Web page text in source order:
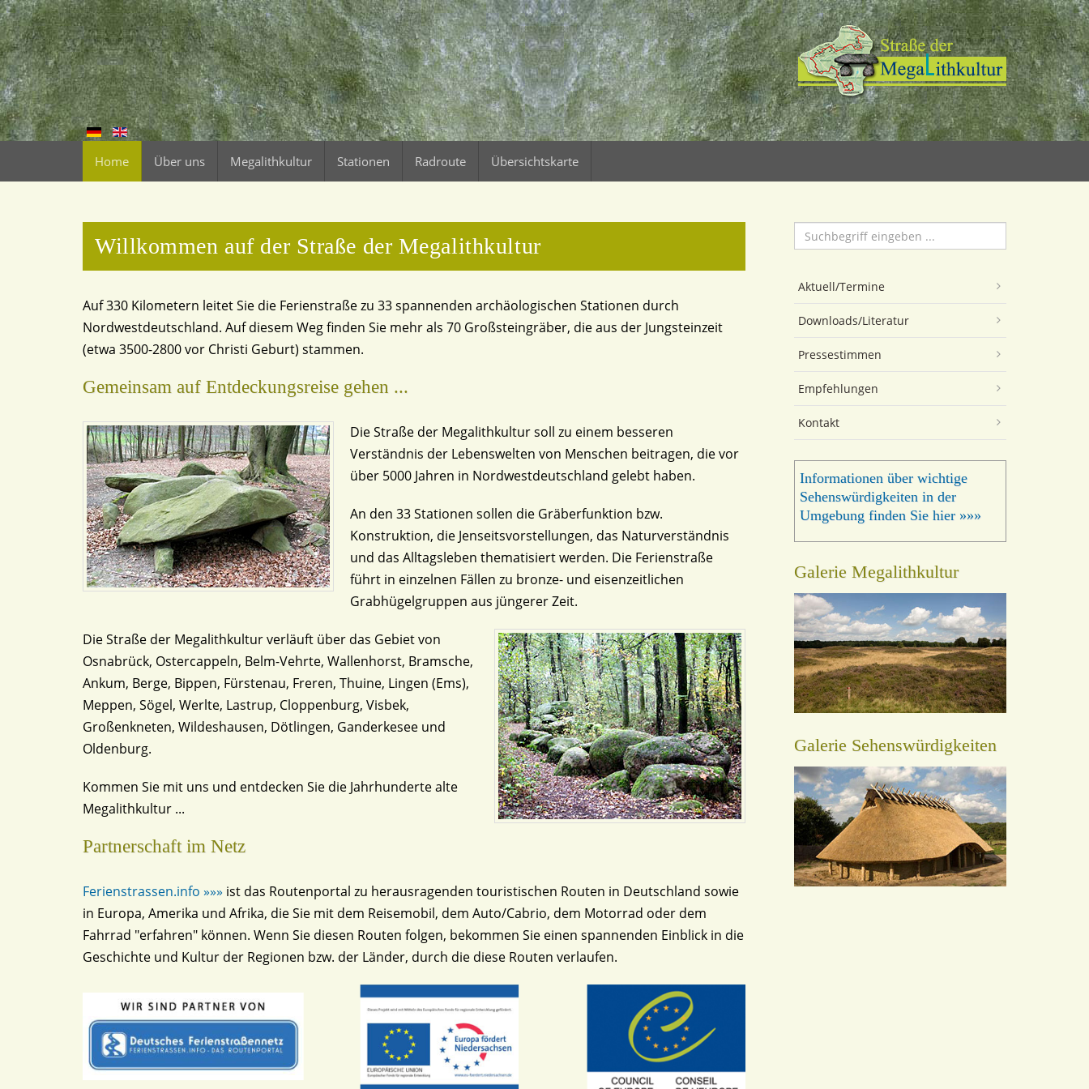
Home Über uns Megalithkultur Stationen Radroute Übersichtskarte
Willkommen auf der Straße der Megalithkultur
Auf 330 Kilometern leitet Sie die Ferienstraße zu 33 spannenden archäologischen Stationen durch
Nordwestdeutschland. Auf diesem Weg finden Sie mehr als 70 Großsteingräber, die aus der Jungsteinzeit
(etwa 3500-2800 vor Christi Geburt) stammen.
Gemeinsam auf Entdeckungsreise gehen ...
Die Straße der Megalithkultur soll zu einem besseren
Verständnis der Lebenswelten von Menschen beitragen, die vor
über 5000 Jahren in Nordwestdeutschland gelebt haben.
An den 33 Stationen sollen die Gräberfunktion bzw.
Konstruktion, die Jenseitsvorstellungen, das Naturverständnis
und das Alltagsleben thematisiert werden. Die Ferienstraße
führt in einzelnen Fällen zu bronze- und eisenzeitlichen
Grabhügelgruppen aus jüngerer Zeit.
Die Straße der Megalithkultur verläuft über das Gebiet von
Osnabrück, Ostercappeln, Belm-Vehrte, Wallenhorst, Bramsche,
Ankum, Berge, Bippen, Fürstenau, Freren, Thuine, Lingen (Ems),
Meppen, Sögel, Werlte, Lastrup, Cloppenburg, Visbek,
Großenkneten, Wildeshausen, Dötlingen, Ganderkesee und
Oldenburg.
Kommen Sie mit uns und entdecken Sie die Jahrhunderte alte
Megalithkultur ...
Partnerschaft im Netz
Ferienstrassen.info »»» ist das Routenportal zu herausragenden touristischen Routen in Deutschland sowie
in Europa, Amerika und Afrika, die Sie mit dem Reisemobil, dem Auto/Cabrio, dem Motorrad oder dem
Fahrrad "erfahren" können. Wenn Sie diesen Routen folgen, bekommen Sie einen spannenden Einblick in die
Geschichte und Kultur der Regionen bzw. der Länder, durch die diese Routen verlaufen.
Suchen
Aktuell/Termine
Downloads/Literatur
Pressestimmen
Empfehlungen
Kontakt
Informationen über wichtige
Sehenswürdigkeiten in der
Umgebung finden Sie hier »»»
Galerie Megalithkultur
Galerie Sehenswürdigkeiten